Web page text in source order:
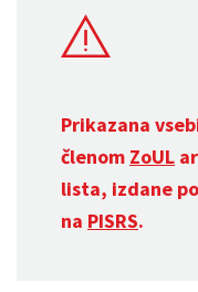
Prikazana
členom ZoUL
lista, izdane
na PISRS.